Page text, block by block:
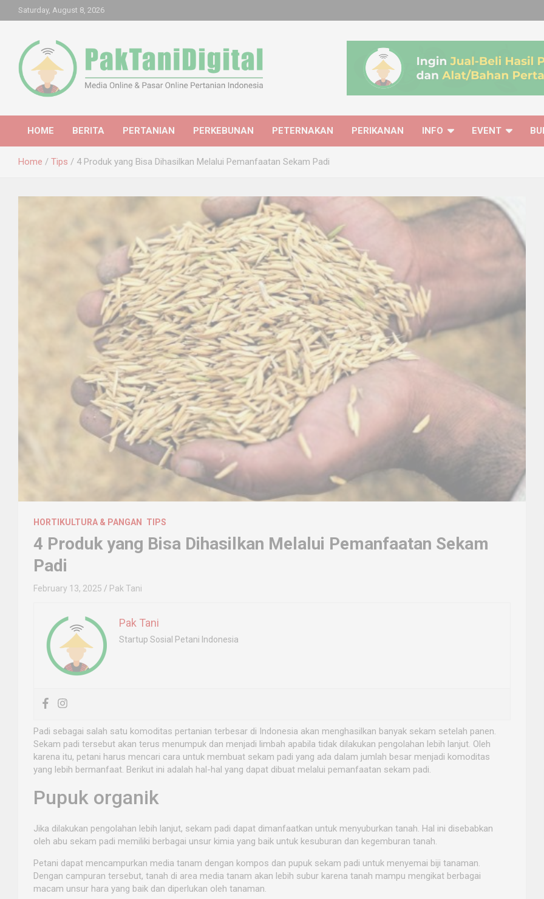
to
Saturday, August 8, 2026
Pak Tani Digital
HOME BERITA PERTANIAN PERKEBUNAN PETERNAKAN PERIKANAN INFO EVENT
Home Tips 4 Produk yang Bisa Dihasilkan Melalui Pemanfaatan Sekam Padi
HORTIKULTURA & PANGAN TIPS
4 Produk yang Bisa Dihasilkan Melalui Pemanfaatan Sekam
Padi
February 13, 2025 Pak Tani
Pak Tani
Startup Sosial Petani Indonesia
Padi sebagai salah satu komoditas pertanian terbesar di Indonesia akan menghasilkan banyak sekam setelah panen.
Sekam padi tersebut akan terus menumpuk dan menjadi limbah apabila tidak dilakukan pengolahan lebih lanjut. Oleh
karena itu, petani harus mencari cara untuk membuat sekam padi yang ada dalam jumlah besar menjadi komoditas
yang lebih bermanfaat. Berikut ini adalah hal-hal yang dapat dibuat melalui pemanfaatan sekam padi.
Pupuk organik
Jika dilakukan pengolahan lebih lanjut, sekam padi dapat dimanfaatkan untuk menyuburkan tanah. Hal ini disebabkan
oleh abu sekam padi memiliki berbagai unsur kimia yang baik untuk kesuburan dan kegemburan tanah.
Petani dapat mencampurkan media tanam dengan kompos dan pupuk sekam padi untuk menyemai biji tanaman.
Dengan campuran tersebut, tanah di area media tanam akan lebih subur karena tanah mampu mengikat berbagai
macam unsur hara yang baik dan diperlukan oleh tanaman.